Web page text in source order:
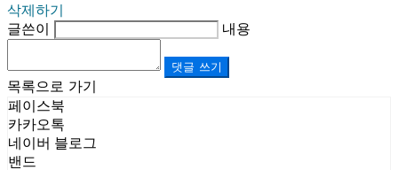
삭제하기
글쓴이
내용
댓글 쓰기
목록으로 가기
페이스북
카카오톡
네이버 블로그
밴드